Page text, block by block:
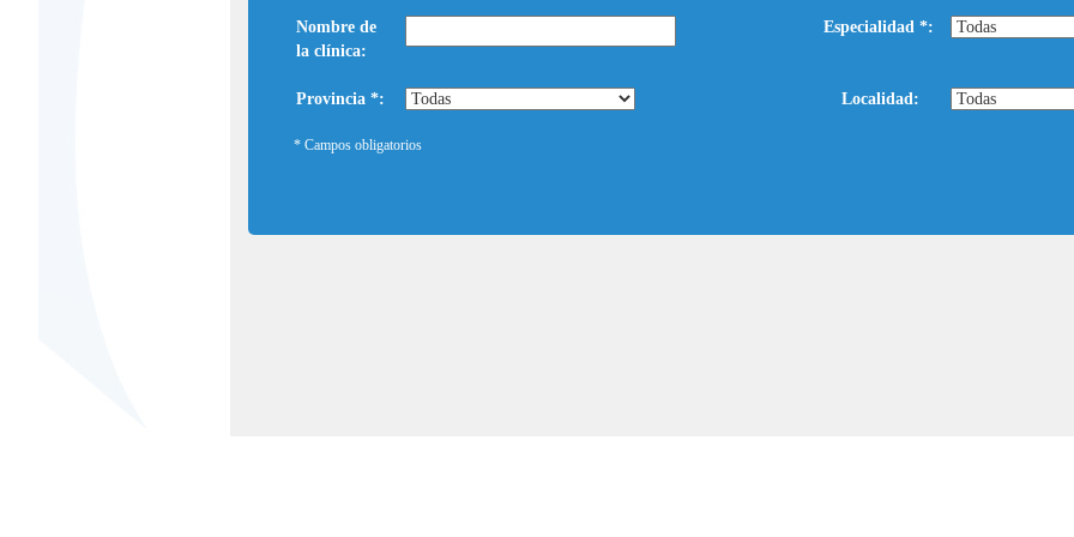
Nombre de
la clínica:
Especialidad *:
Provincia *: Localidad:
* Campos obligatorios